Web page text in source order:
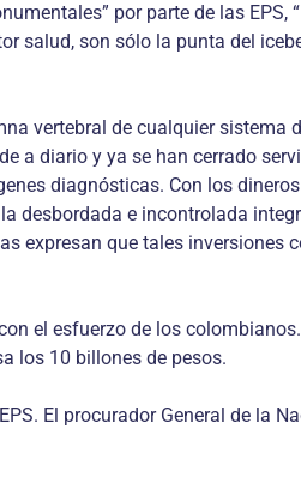
por parte de las EPS,
salud, son sólo la punta del
vertebral de cualquier sistema
a diario y ya se han cerrado
diagnósticas. Con los
desbordada e incontrolada
expresan que tales inversiones
el esfuerzo de los
los 10 billones de pesos.
El procurador General de la